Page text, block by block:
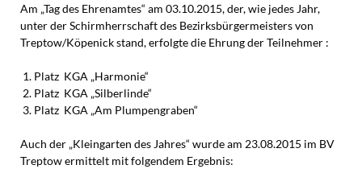
Am „Tag des Ehrenamtes“ am 03.10.2015, der, wie jedes Jahr,
unter der Schirmherrschaft des Bezirksbürgermeisters von
Treptow/Köpenick stand, erfolgte die Ehrung der Teilnehmer :
Platz KGA „Harmonie“
Platz KGA „Silberlinde“
Platz KGA „Am Plumpengraben“
Auch der „Kleingarten des Jahres“ wurde am 23.08.2015 im BV
Treptow ermittelt mit folgendem Ergebnis: